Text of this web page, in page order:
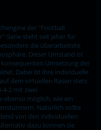
der "Football
Serie steht seit jeher für
die überarbeitete
Dieser Umstand ist
Umsetzung der
Dabei ist ihre individuelle
dem virtuellen Rasen stets
4-2 mit zwei
ebenso möglich, wie ein
Natürlich sollte
von den individuellen
dazu können sie